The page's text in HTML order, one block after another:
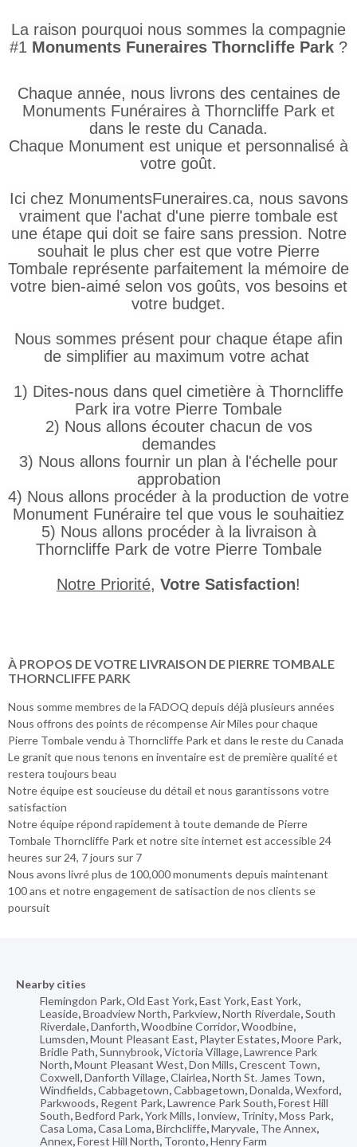
La raison pourquoi nous sommes la compagnie
#1 Monuments Funeraires Thorncliffe Park ?
Chaque année, nous livrons des centaines de
Monuments Funéraires à Thorncliffe Park et
dans le reste du Canada.
Chaque Monument est unique et personnalisé à
votre goût.
Ici chez MonumentsFuneraires.ca, nous savons
vraiment que l'achat d'une pierre tombale est
une étape qui doit se faire sans pression. Notre
souhait le plus cher est que votre Pierre
Tombale représente parfaitement la mémoire de
votre bien-aimé selon vos goûts, vos besoins et
votre budget.
Nous sommes présent pour chaque étape afin
de simplifier au maximum votre achat
1) Dites-nous dans quel cimetière à Thorncliffe
Park ira votre Pierre Tombale
2) Nous allons écouter chacun de vos
demandes
3) Nous allons fournir un plan à l'échelle pour
approbation
4) Nous allons procéder à la production de votre
Monument Funéraire tel que vous le souhaitiez
5) Nous allons procéder à la livraison à
Thorncliffe Park de votre Pierre Tombale
Notre Priorité, Votre Satisfaction!
À PROPOS DE VOTRE LIVRAISON DE PIERRE TOMBALE
THORNCLIFFE PARK
Nous somme membres de la FADOQ depuis déjà plusieurs années
Nous offrons des points de récompense Air Miles pour chaque
Pierre Tombale vendu à Thorncliffe Park et dans le reste du Canada
Le granit que nous tenons en inventaire est de première qualité et
restera toujours beau
Notre équipe est soucieuse du détail et nous garantissons votre
satisfaction
Notre équipe répond rapidement à toute demande de Pierre
Tombale Thorncliffe Park et notre site internet est accessible 24
heures sur 24, 7 jours sur 7
Nous avons livré plus de 100,000 monuments depuis maintenant
100 ans et notre engagement de satisaction de nos clients se
poursuit
Nearby cities
Flemingdon Park,Old East York,East York,East York,
Leaside,Broadview North, Parkview,North Riverdale,South
Riverdale,Danforth,Woodbine Corridor,Woodbine,
Lumsden,Mount Pleasant East, Playter Estates,Moore Park,
Bridle Path,Sunnybrook,Victoria Village,Lawrence Park
North,Mount Pleasant West,Don Mills,Crescent Town,
Coxwell,Danforth Village,Clairlea,North St. James Town,
Windfields,Cabbagetown,Cabbagetown,Donalda,Wexford,
Parkwoods, Regent Park,Lawrence Park South,Forest Hill
South,Bedford Park,York Mills, Ionview, Trinity,Moss Park,
Casa Loma,Casa Loma,Birchcliffe,Maryvale, The Annex,
Annex,Forest Hill North, Toronto,Henry Farm